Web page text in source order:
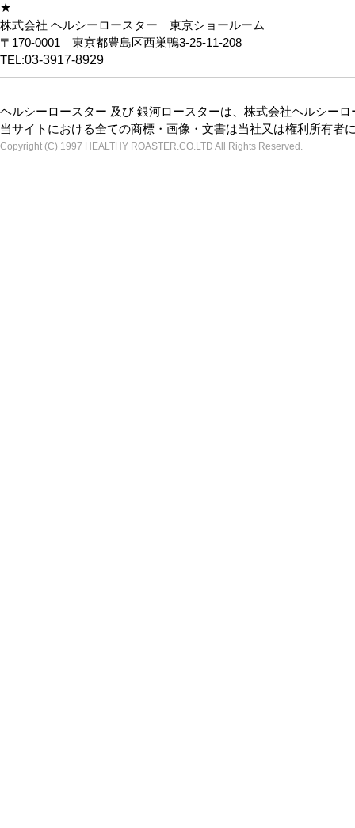
★
株式会社 ヘルシーロースター 東京ショールーム
〒170-0001 東京都豊島区西巣鴨3-25-11-208
TEL:03-3917-8929
ヘルシーロースター 及び 銀河ロースターは、株式会社ヘルシー
当サイトにおける全ての商標・画像・文書は当社又は権利所有者
Copyright (C) 1997 HEALTHY ROASTER.CO.LTD All Rights Reserved.